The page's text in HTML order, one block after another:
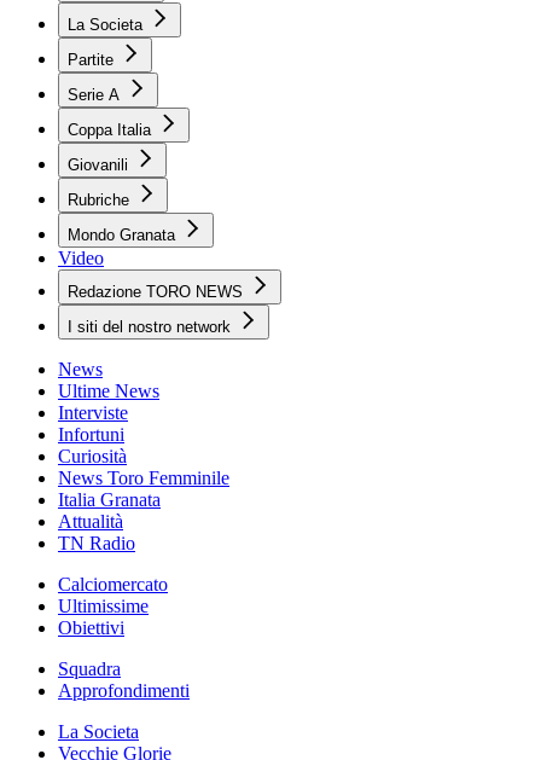
La Societa
Partite
Serie A
Coppa Italia
Giovanili
Rubriche
Mondo Granata
Video
Redazione TORO NEWS
I siti del nostro network
News
Ultime News
Interviste
Infortuni
Curiosità
News Toro Femminile
Italia Granata
Attualità
TN Radio
Calciomercato
Ultimissime
Obiettivi
Squadra
Approfondimenti
La Societa
Vecchie Glorie